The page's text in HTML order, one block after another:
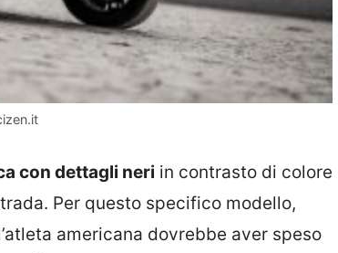
con dettagli neri in contrasto di colore
Per questo specifico modello,
americana dovrebbe aver speso